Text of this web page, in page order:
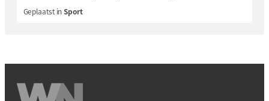
Geplaatst inSport